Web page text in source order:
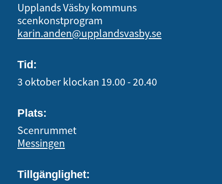
Upplands Väsby kommuns
scenkonstprogram
karin.anden@upplandsvasby.se
Tid:
3 oktoberklockan 19.00 - 20.40
Plats:
Scenrummet
Messingen
Tillgänglighet: